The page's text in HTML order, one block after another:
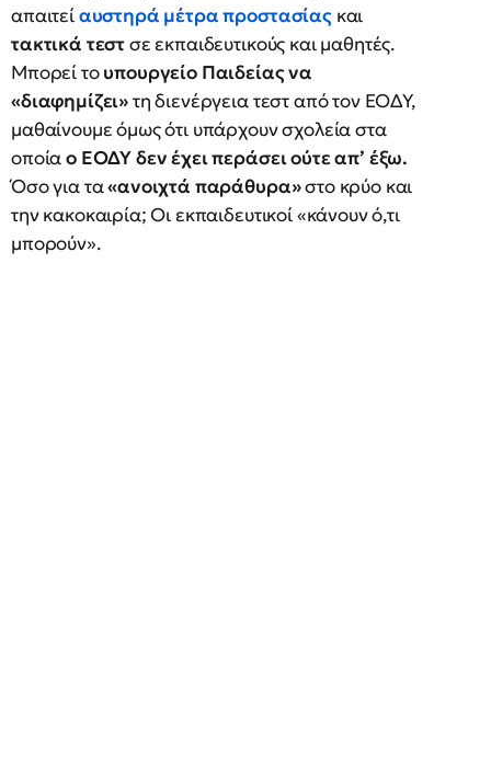
απαιτείαυστηρά μέτρα προστασίας και
τακτικά τεστσε εκπαιδευτικούς και μαθητές.
Μπορεί τουπουργείο Παιδείας να
«διαφημίζει»τη διενέργεια τεστ από τον ΕΟΔΥ,
μαθαίνουμε όμως ότι υπάρχουν σχολεία στα
οποίαο ΕΟΔΥ δεν έχει περάσει ούτε απ’ έξω.
Όσο για τα«ανοιχτά παράθυρα»στο κρύο και
την κακοκαιρία; Οι εκπαιδευτικοί «κάνουν ό,τι
μπορούν».